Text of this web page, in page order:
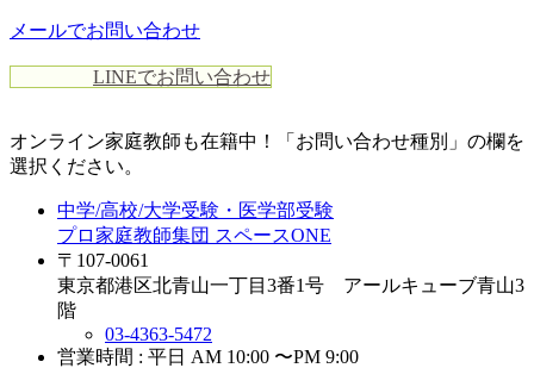
メールでお問い合わせ
LINEでお問い合わせ
オンライン家庭教師 も在籍中！「お問い合わせ種別」の欄を
選択ください。
中学/高校/大学受験・医学部受験
プロ家庭教師集団 スペースONE
〒107-0061
東京都港区北青山一丁目3番1号 アールキューブ青山3
階
03-4363-5472
営業時間 : 平日 AM 10:00 〜PM 9:00